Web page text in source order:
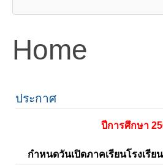
Home
ประกาศ
ปีการศึกษา
กำหนดวันเปิดภาคเรียนโรงเรี